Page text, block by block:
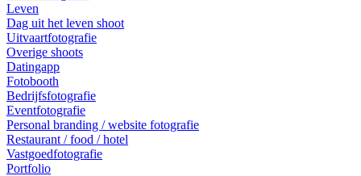
Leven
Dag uit het leven shoot
Uitvaartfotografie
Overige shoots
Datingapp
Fotobooth
Bedrijfsfotografie
Eventfotografie
Personal branding / website fotografie
Restaurant / food / hotel
Vastgoedfotografie
Portfolio